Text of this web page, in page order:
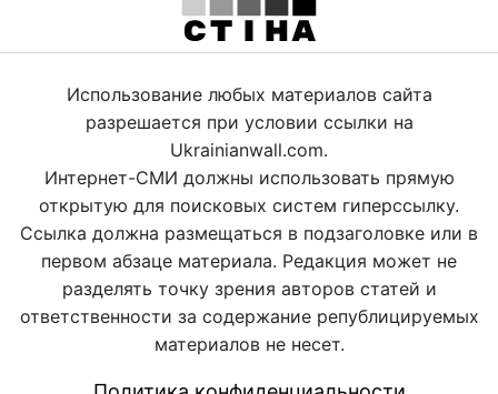
Использование любых материалов сайта
разрешается при условии ссылки на
Ukrainianwall.com.
Интернет-СМИ должны использовать прямую
открытую для поисковых систем гиперссылку.
Ссылка должна размещаться в подзаголовке или в
первом абзаце материала. Редакция может не
разделять точку зрения авторов статей и
ответственности за содержание републицируемых
материалов не несет.